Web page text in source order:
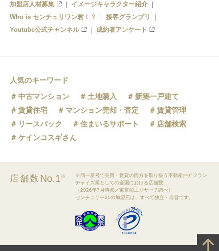
加盟店人材募集
イメージキャラクター紹介
Who is センチュリワン君！？
接客グランプリ
Youtube公式チャンネル
成約者アンケート
人気のキーワード
中古マンション
土地購入
新築一戸建て
賃貸住宅
マンション売却・査定
賃貸管理
リースバック
住まいるサポート
店舗検索
ケインコスギさん
店舗数 No.1※
※同一屋号で売買・賃貸の両方を取り扱う不動産仲介フラン
チャイズ業としての全国における店舗数
（2026年7月時点／東京商工リサーチ調べ）
センチュリー21の加盟店は、すべて独立・自営です。